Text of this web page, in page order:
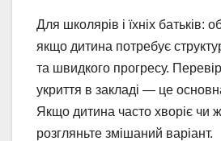
Для школярів і їхніх батьків:
якщо дитина потребує
та швидкого прогресу.
укриття в закладі — це
Якщо дитина часто хворіє чи
розгляньте змішаний варіант.